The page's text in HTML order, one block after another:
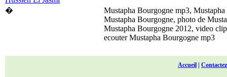
�
Mustapha Bourgogne mp3,
Mustapha Bourgogne, photo de
Mustapha Bourgogne 2012, video
ecouter Mustapha Bourgogne mp3
Accueil